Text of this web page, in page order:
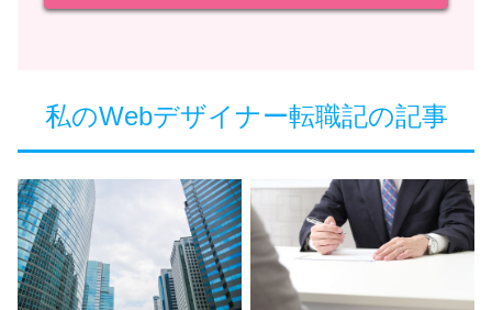
私のWebデザイナー転職記の記事